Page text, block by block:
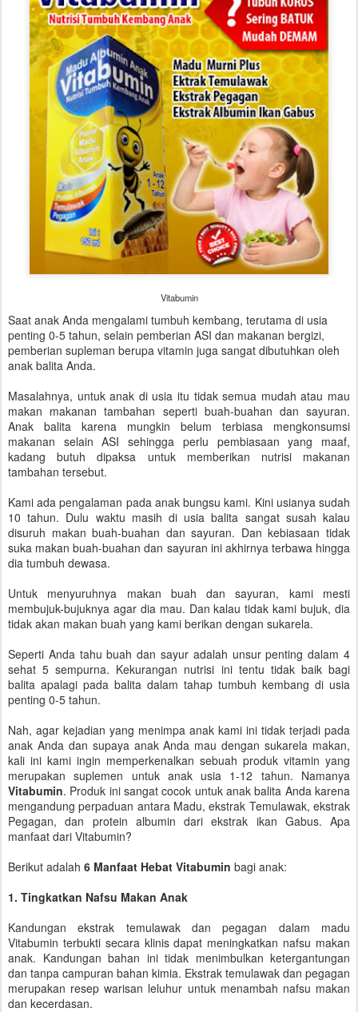
Vitabumin
Saat anak Anda mengalami tumbuh kembang, terutama di usia
penting 0-5 tahun, selain pemberian ASI dan makanan bergizi,
pemberian supleman berupa vitamin juga sangat dibutuhkan oleh
anak balita Anda.
Masalahnya, untuk anak di usia itu tidak semua mudah atau mau
makan makanan tambahan seperti buah-buahan dan sayuran.
Anak balita karena mungkin belum terbiasa mengkonsumsi
makanan selain ASI sehingga perlu pembiasaan yang maaf,
kadang butuh dipaksa untuk memberikan nutrisi makanan
tambahan tersebut.
Kami ada pengalaman pada anak bungsu kami. Kini usianya sudah
10 tahun. Dulu waktu masih di usia balita sangat susah kalau
disuruh makan buah-buahan dan sayuran. Dan kebiasaan tidak
suka makan buah-buahan dan sayuran ini akhirnya terbawa hingga
dia tumbuh dewasa.
Untuk menyuruhnya makan buah dan sayuran, kami mesti
membujuk-bujuknya agar dia mau. Dan kalau tidak kami bujuk, dia
tidak akan makan buah yang kami berikan dengan sukarela.
Seperti Anda tahu buah dan sayur adalah unsur penting dalam 4
sehat 5 sempurna. Kekurangan nutrisi ini tentu tidak baik bagi
balita apalagi pada balita dalam tahap tumbuh kembang di usia
penting 0-5 tahun.
Nah, agar kejadian yang menimpa anak kami ini tidak terjadi pada
anak Anda dan supaya anak Anda mau dengan sukarela makan,
kali ini kami ingin memperkenalkan sebuah produk vitamin yang
merupakan suplemen untuk anak usia 1-12 tahun. Namanya
Vitabumin. Produk ini sangat cocok untuk anak balita Anda karena
mengandung perpaduan antara Madu, ekstrak Temulawak, ekstrak
Pegagan, dan protein albumin dari ekstrak ikan Gabus. Apa
manfaat dari Vitabumin?
Berikut adalah 6 Manfaat Hebat Vitabumin bagi anak:
1. Tingkatkan Nafsu Makan Anak
Kandungan ekstrak temulawak dan pegagan dalam madu
Vitabumin terbukti secara klinis dapat meningkatkan nafsu makan
anak. Kandungan bahan ini tidak menimbulkan ketergantungan
dan tanpa campuran bahan kimia. Ekstrak temulawak dan pegagan
merupakan resep warisan leluhur untuk menambah nafsu makan
dan kecerdasan.